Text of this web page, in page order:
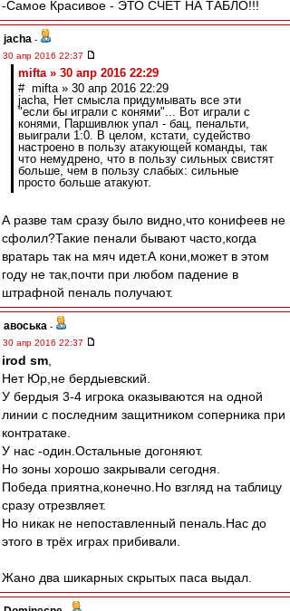
-Самое Красивое - ЭТО СЧЁТ НА ТАБЛО!!!
jacha -
30 апр 2016 22:37
mifta » 30 апр 2016 22:29
# mifta » 30 апр 2016 22:29
jacha, Нет смысла придумывать все эти
"если бы играли с конями"... Вот играли с
конями, Паршивлюк упал - бац, пенальти,
выиграли 1:0. В целом, кстати, судейство
настроено в пользу атакующей команды, так
что немудрено, что в пользу сильных свистят
больше, чем в пользу слабых: сильные
просто больше атакуют.
А разве там сразу было видно,что конифеев не
сфолил?Такие пенали бывают часто,когда
вратарь так на мяч идет.А кони,может в этом
году не так,почти при любом падение в
штрафной пеналь получают.
авоська -
30 апр 2016 22:37
irod sm
Нет Юр,не бердыевский.
У бердыя 3-4 игрока оказываются на одной
линии с последним защитником соперника при
контратаке.
У нас -один.Остальные догоняют.
Но зоны хорошо закрывали сегодня.
Победа приятна,конечно.Но взгляд на таблицу
сразу отрезвляет.
Но никак не непоставленный пеналь.Нас до
этого в трёх играх прибивали.
Жано два шикарных скрытых паса выдал.